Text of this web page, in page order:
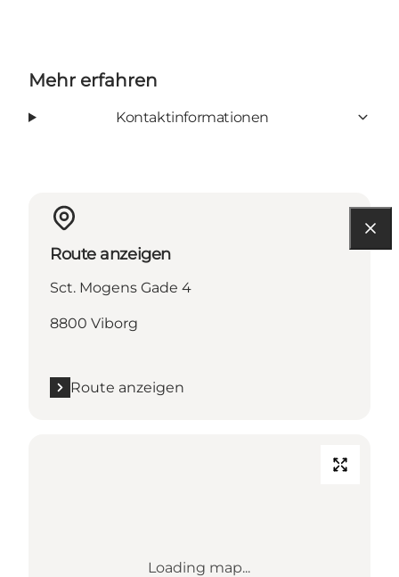
Mehr erfahren
Kontaktinformationen
Route anzeigen
Sct. Mogens Gade 4
8800 Viborg
Route anzeigen
Loading map...